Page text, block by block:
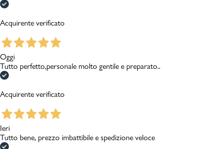
Acquirente verificato
Oggi
Tutto perfetto,personale molto gentile e preparato..
Acquirente verificato
Ieri
Tutto bene, prezzo imbattibile e spedizione veloce